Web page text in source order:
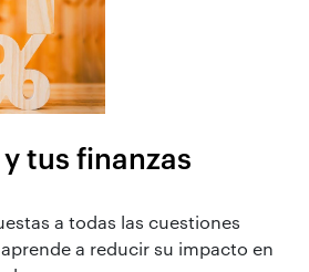
tus finanzas
a todas las cuestiones
a reducir su impacto en